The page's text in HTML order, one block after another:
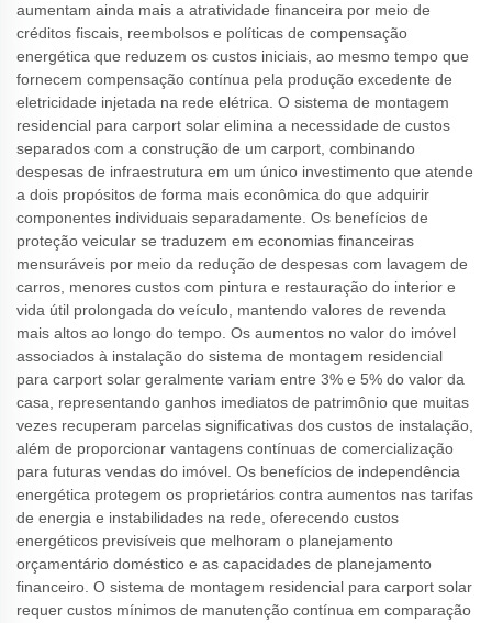
aumentam ainda mais a atratividade financeira por meio de
créditos fiscais, reembolsos e políticas de compensação
energética que reduzem os custos iniciais, ao mesmo tempo que
fornecem compensação contínua pela produção excedente de
eletricidade injetada na rede elétrica. O sistema de montagem
residencial para carport solar elimina a necessidade de custos
separados com a construção de um carport, combinando
despesas de infraestrutura em um único investimento que atende
a dois propósitos de forma mais econômica do que adquirir
componentes individuais separadamente. Os benefícios de
proteção veicular se traduzem em economias financeiras
mensuráveis por meio da redução de despesas com lavagem de
carros, menores custos com pintura e restauração do interior e
vida útil prolongada do veículo, mantendo valores de revenda
mais altos ao longo do tempo. Os aumentos no valor do imóvel
associados à instalação do sistema de montagem residencial
para carport solar geralmente variam entre 3% e 5% do valor da
casa, representando ganhos imediatos de patrimônio que muitas
vezes recuperam parcelas significativas dos custos de instalação,
além de proporcionar vantagens contínuas de comercialização
para futuras vendas do imóvel. Os benefícios de independência
energética protegem os proprietários contra aumentos nas tarifas
de energia e instabilidades na rede, oferecendo custos
energéticos previsíveis que melhoram o planejamento
orçamentário doméstico e as capacidades de planejamento
financeiro. O sistema de montagem residencial para carport solar
requer custos mínimos de manutenção contínua em comparação